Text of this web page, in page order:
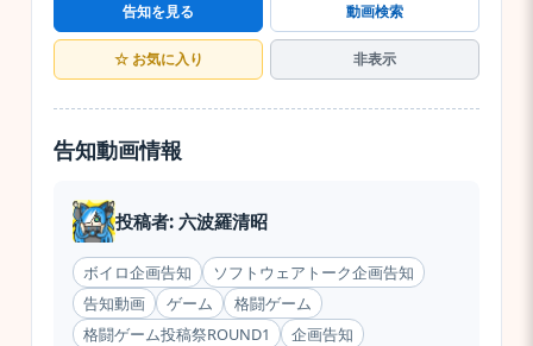
告知を見る 動画検索
☆ お気に入り 非表示
告知動画情報
投稿者: 六波羅清昭
ボイロ企画告知
ソフトウェアトーク企画告知
告知動画
ゲーム
格闘ゲーム
格闘ゲーム投稿祭ROUND1
企画告知